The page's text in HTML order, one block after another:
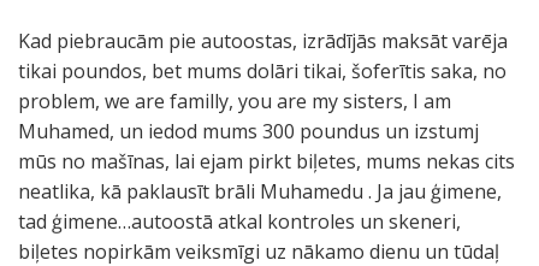
Kad piebraucām pie autoostas, izrādījās maksāt varēja
tikai poundos, bet mums dolāri tikai, šoferītis saka, no
problem, we are familly, you are my sisters, I am
Muhamed, un iedod mums 300 poundus un izstumj
mūs no mašīnas, lai ejam pirkt biļetes, mums nekas cits
neatlika, kā paklausīt brāli Muhamedu . Ja jau ģimene,
tad ģimene…autoostā atkal kontroles un skeneri,
biļetes nopirkām veiksmīgi uz nākamo dienu un tūdaļ